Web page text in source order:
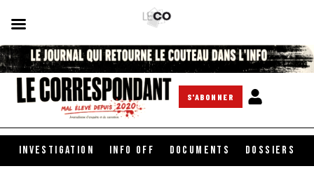
S'ABONNER
INVESTIGATION INFO OFF DOCUMENTS DOSSIERS